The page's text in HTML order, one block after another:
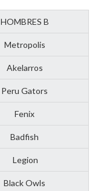
HOMBRES B
Metropolis
Akelarros
Peru Gators
Fenix
Badfish
Legion
Black Owls